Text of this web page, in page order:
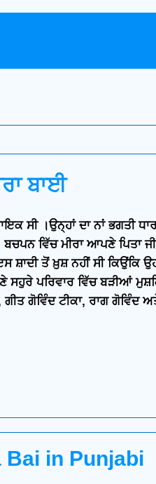
ਬਾਈ
ਸੀ ।ਉਨ੍ਹਾਂ ਦਾ ਨਾਂ ਭਗਤੀ
ਵਿੱਚ ਮੀਰਾ ਆਪਣੇ ਪਿਤਾ
ਸ਼ਾਦੀ ਤੋਂ ਖ਼ੁਸ਼ ਨਹੀਂ ਸੀ ਕਿਉਂਕਿ
ਪਰਿਵਾਰ ਵਿੱਚ ਬੜੀਆਂ
ਗੀਤ ਗੋਵਿੰਦ ਟੀਕਾ, ਰਾਗ ਗੋਵਿੰਦ
Bai in Punjabi